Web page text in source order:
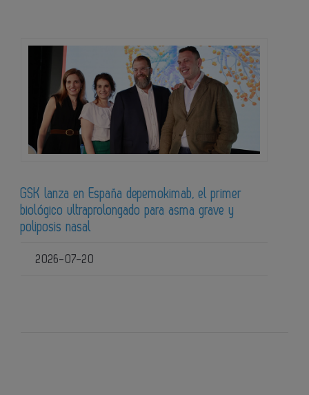
GSK lanza en España depemokimab, el primer
biológico ultraprolongado para asma grave y
poliposis nasal
2026-07-20